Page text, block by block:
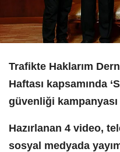
Trafikte Haklarım
Haftası kapsamında
güvenliği
Hazırlanan 4 video,
sosyal medyada